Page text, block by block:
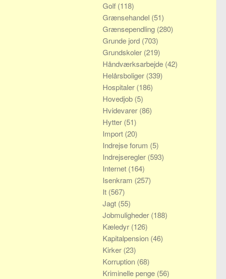
Golf (118)
Grænsehandel (51)
Grænsependling (280)
Grunde jord (703)
Grundskoler (219)
Håndværksarbejde (42)
Helårsboliger (339)
Hospitaler (186)
Hovedjob (5)
Hvidevarer (86)
Hytter (51)
Import (20)
Indrejse forum (5)
Indrejseregler (593)
Internet (164)
Isenkram (257)
It (567)
Jagt (55)
Jobmuligheder (188)
Kæledyr (126)
Kapitalpension (46)
Kirker (23)
Korruption (68)
Kriminelle penge (56)